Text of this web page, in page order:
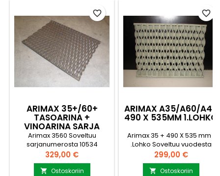
ARIMAX 35+/60+
TASOARINA +
VINOARINA SARJA
Arimax 3560 Soveltuu
sarjanumerosta 10534
eteenpäin 1 X Tasoarina + 1 X
Vinoarina 535 X 189mm 535 X
292mm myynti@puuvirrat.fi
Hinta
329,00 €
 Ostoskoriin
favorite_border
ARIMAX A35/A60/A40
490 X 535MM 1.LOHKO
Arimax 35 + 490 X 535 mm 1
.Lohko Soveltuu vuodesta
2008/6 - 2009/10 Kysy
lisätietoja myynti@puuvirrat.fi
Hinta
299,00 €
 Ostoskoriin
favorite_border